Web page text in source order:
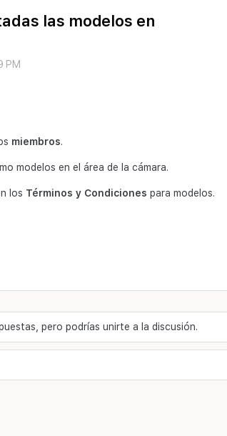
las modelos en
PM
miembros.
modelos en el área de la cámara.
los Términos y Condiciones para modelos.
pero podrías unirte a la discusión.